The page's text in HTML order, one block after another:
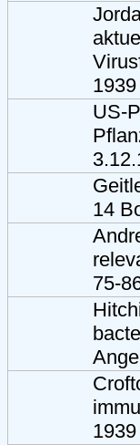
1939
US-
14
75-
1939